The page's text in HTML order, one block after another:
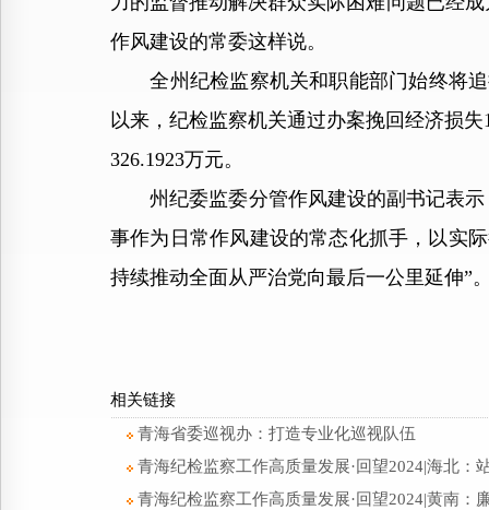
作风建设的常委这样说。
全州纪检监察机关和职能部门始终将追
以来，纪检监察机关通过办案挽回经济损
326.1923万元。
州纪委监委分管作风建设的副书记表示
事作为日常作风建设的常态化抓手，以实
持续推动全面从严治党向最后一公里延伸”
相关链接
青海省委巡视办：打造专业化巡视队伍
青海纪检监察工作高质量发展·回望2024|海北：
青海纪检监察工作高质量发展·回望2024|黄南：